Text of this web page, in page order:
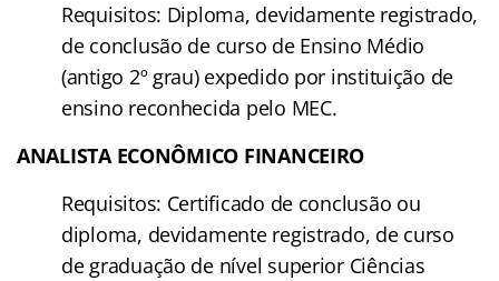
Requisitos: Diploma, devidamente registrado,
de conclusão de curso de Ensino Médio
(antigo 2º grau) expedido por instituição de
ensino reconhecida pelo MEC.
ANALISTA ECONÔMICO FINANCEIRO
Requisitos: Certificado de conclusão ou
diploma, devidamente registrado, de curso
de graduação de nível superior Ciências